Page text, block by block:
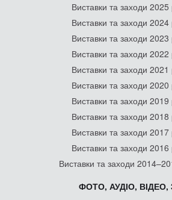
Виставки та заходи 2025
Виставки та заходи 2024
Виставки та заходи 2023
Виставки та заходи 2022
Виставки та заходи 2021
Виставки та заходи 2020
Виставки та заходи 2019
Виставки та заходи 2018
Виставки та заходи 2017
Виставки та заходи 2016
Виставки та заходи
ФОТО, АУДІО, ВІДЕО,